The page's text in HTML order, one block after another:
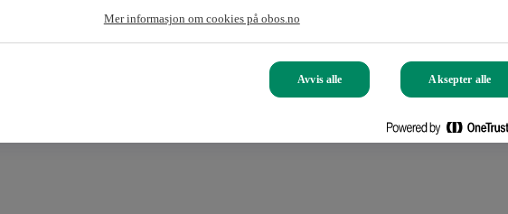
Mer informasjon om cookies på obos.no
Avvis alle Aksepter alle